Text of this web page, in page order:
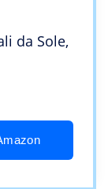
da Sole,